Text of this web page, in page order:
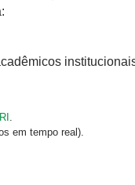
em tempo real).